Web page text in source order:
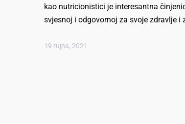
kao nutricionistici je interesantna
svjesnoj i odgovornoj za svoje zdravlje i
19 rujna, 2021